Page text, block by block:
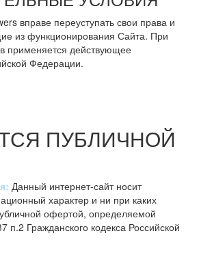
вправе переуступать свои права и
из функционирования Сайта. При
применяется действующее
Федерации.
ПУБЛИЧНОЙ
Данный интернет-сайт носит
характер и ни при каких
офертой, определяемой
п.2 Гражданского кодекса Российской